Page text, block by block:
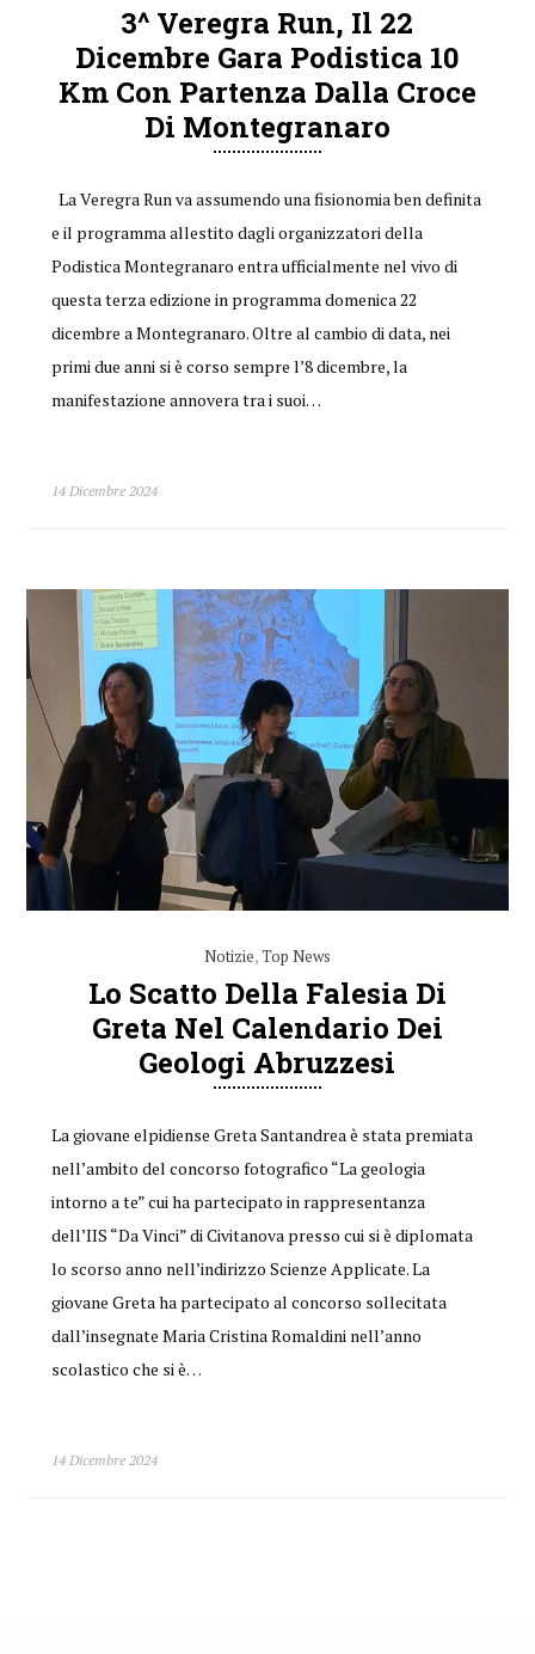
3^ Veregra Run, Il 22
Dicembre Gara Podistica 10
Km Con Partenza Dalla Croce
Di Montegranaro
La Veregra Run va assumendo una fisionomia ben definita
e il programma allestito dagli organizzatori della
Podistica Montegranaro entra ufficialmente nel vivo di
questa terza edizione in programma domenica 22
dicembre a Montegranaro. Oltre al cambio di data, nei
primi due anni si è corso sempre l’8 dicembre, la
manifestazione annovera tra i suoi…
14 Dicembre 2024
Notizie,Top News
Lo Scatto Della Falesia Di
Greta Nel Calendario Dei
Geologi Abruzzesi
La giovane elpidiense Greta Santandrea è stata premiata
nell’ambito del concorso fotografico “La geologia
intorno a te” cui ha partecipato in rappresentanza
dell’IIS “Da Vinci” di Civitanova presso cui si è diplomata
lo scorso anno nell’indirizzo Scienze Applicate. La
giovane Greta ha partecipato al concorso sollecitata
dall’insegnate Maria Cristina Romaldini nell’anno
scolastico che si è…
14 Dicembre 2024